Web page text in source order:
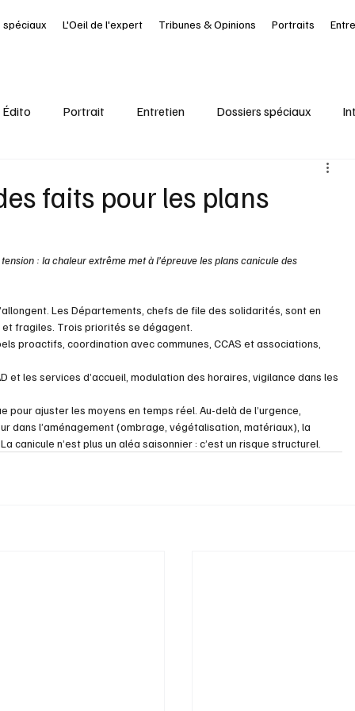
spéciaux L'Oeil de l'expert Tribunes & Opinions Portraits
Édito Portrait Entretien Dossiers spéciaux
Kiosque
faits pour les plans
: la chaleur extrême met à l’épreuve les plans canicule des
Les Départements, chefs de file des solidarités, sont en
fragiles. Trois priorités se dégagent.
proactifs, coordination avec communes, CCAS et associations,
et les services d’accueil, modulation des horaires, vigilance dans les
pour ajuster les moyens en temps réel. Au-delà de l’urgence,
dans l’aménagement (ombrage, végétalisation, matériaux), la
canicule n’est plus un aléa saisonnier : c’est un risque structurel.